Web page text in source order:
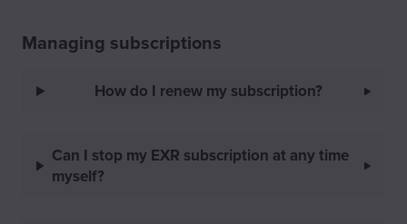
Managing subscriptions
How do I renew my subscription?
Can I stop my EXR subscription at any time
myself?